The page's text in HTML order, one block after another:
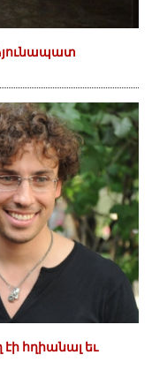
էի հղիանալ եւ